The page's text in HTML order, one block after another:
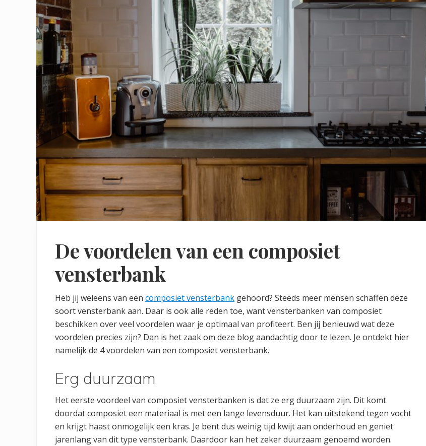
De voordelen van een composiet
vensterbank
Heb jij weleens van een composiet vensterbank gehoord? Steeds meer mensen schaffen deze
soort vensterbank aan. Daar is ook alle reden toe, want vensterbanken van composiet
beschikken over veel voordelen waar je optimaal van profiteert. Ben jij benieuwd wat deze
voordelen precies zijn? Dan is het zaak om deze blog aandachtig door te lezen. Je ontdekt hier
namelijk de 4 voordelen van een composiet vensterbank.
Erg duurzaam
Het eerste voordeel van composiet vensterbanken is dat ze erg duurzaam zijn. Dit komt
doordat composiet een materiaal is met een lange levensduur. Het kan uitstekend tegen vocht
en krijgt haast onmogelijk een kras. Je bent dus weinig tijd kwijt aan onderhoud en geniet
jarenlang van dit type vensterbank. Daardoor kan het zeker duurzaam genoemd worden.